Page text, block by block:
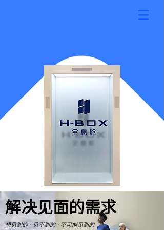
解决见面的需求
想见到的 · 见不到的 · 不可能见到的